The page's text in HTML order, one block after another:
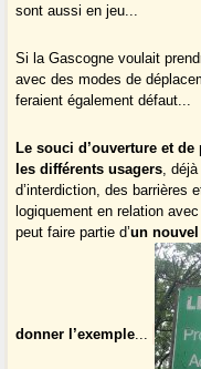
sont aussi en jeu...
Si la Gascogne voulait
avec des modes de
feraient également défaut...
Le souci d’ouverture et
les différents usagers,
d’interdiction, des barrières
logiquement en relation
peut faire partie d’un
donner l’exemple